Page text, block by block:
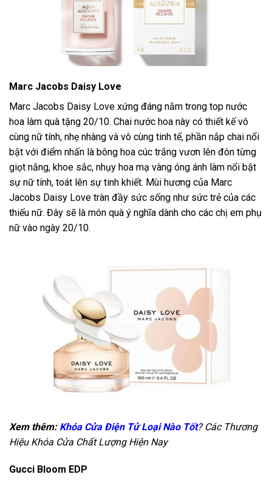
Marc Jacobs Daisy Love
Marc Jacobs Daisy Love xứng đáng nằm trong top nước
hoa làm quà tặng 20/10. Chai nước hoa này có thiết kế vô
cùng nữ tính, nhẹ nhàng và vô cùng tinh tế, phần nắp chai nổi
bật với điểm nhấn là bông hoa cúc trắng vươn lên đón từng
giọt nắng, khoe sắc, nhụy hoa mạ vàng óng ánh làm nổi bật
sự nữ tính, toát lên sự tinh khiết. Mùi hương của Marc
Jacobs Daisy Love tràn đầy sức sống như sức trẻ của các
thiếu nữ. Đây sẽ là món quà ý nghĩa dành cho các chị em phụ
nữ vào ngày 20/10.
Xem thêm: Khóa Cửa Điện Tử Loại Nào Tốt? Các Thương
Hiệu Khóa Cửa Chất Lượng Hiện Nay
Gucci Bloom EDP